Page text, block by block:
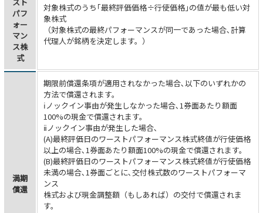
パフ
ォー
マン
ス株
式
対象株式のうち｢最終評価価格÷行使価格｣の値が最も低い対
象株式
（対象株式の最終パフォーマンスが同一であった場合､計算
代理人が銘柄を決定します。）
満期
償還
期限前償還条項が適用されなかった場合､以下のいずれかの
方法で償還されます。
ⅰノックイン事由が発生しなかった場合､1券面あたり額面
100%の現金で償還されます。
ⅱノックイン事由が発生した場合､
(A)最終評価日のワーストパフォーマンス株式終値が行使価格
以上の場合､1券面あたり額面100%の現金で償還されます。
(B)最終評価日のワーストパフォーマンス株式終値が行使価格
未満の場合､1券面ごとに､交付株式数のワーストパフォーマ
ンス
株式および現金調整額（もしあれば）の交付で償還されま
す。